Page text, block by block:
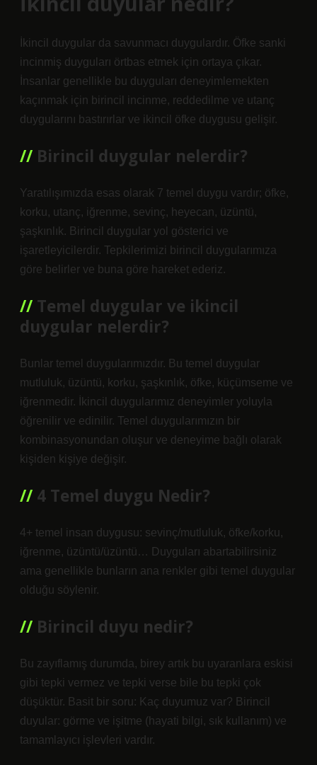
İkincil duygular da savunmacı duygulardır. Öfke sanki
incinmiş duyguları örtbas etmek için ortaya çıkar.
İnsanlar genellikle bu duyguları deneyimlemekten
kaçınmak için birincil incinme, reddedilme ve utanç
duygularını bastırırlar ve ikincil öfke duygusu gelişir.
Birincil duygular nelerdir?
Yaratılışımızda esas olarak 7 temel duygu vardır; öfke,
korku, utanç, iğrenme, sevinç, heyecan, üzüntü,
şaşkınlık. Birincil duygular yol gösterici ve
işaretleyicilerdir. Tepkilerimizi birincil duygularımıza
göre belirler ve buna göre hareket ederiz.
Temel duygular ve ikincil
duygular nelerdir?
Bunlar temel duygularımızdır. Bu temel duygular
mutluluk, üzüntü, korku, şaşkınlık, öfke, küçümseme ve
iğrenmedir. İkincil duygularımız deneyimler yoluyla
öğrenilir ve edinilir. Temel duygularımızın bir
kombinasyonundan oluşur ve deneyime bağlı olarak
kişiden kişiye değişir.
4 Temel duygu Nedir?
4+ temel insan duygusu: sevinç/mutluluk, öfke/korku,
iğrenme, üzüntü/üzüntü… Duyguları abartabilirsiniz
ama genellikle bunların ana renkler gibi temel duygular
olduğu söylenir.
Birincil duyu nedir?
Bu zayıflamış durumda, birey artık bu uyaranlara eskisi
gibi tepki vermez ve tepki verse bile bu tepki çok
düşüktür. Basit bir soru: Kaç duyumuz var? Birincil
duyular: görme ve işitme (hayati bilgi, sık kullanım) ve
tamamlayıcı işlevleri vardır.